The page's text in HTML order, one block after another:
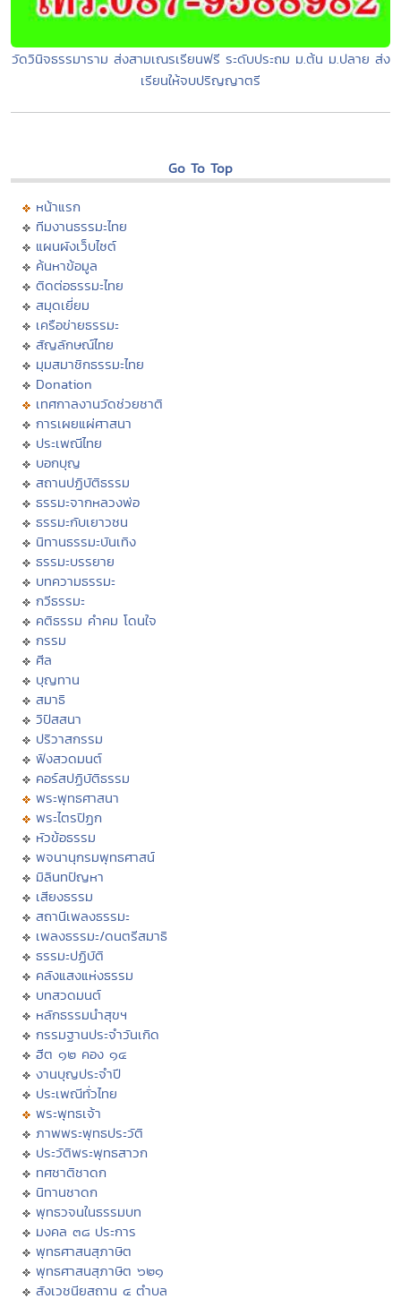
วัดวินิจธรรมาราม ส่งสามเณรเรียนฟรี ระดับประถม ม.ต้น ม.ปลาย ส่ง
เรียนให้จบปริญญาตรี
Go To Top
หน้าแรก
ทีมงานธรรมะไทย
แผนผังเว็บไซต์
ค้นหาข้อมูล
ติดต่อธรรมะไทย
สมุดเยี่ยม
เครือข่ายธรรมะ
สัญลักษณ์ไทย
มุมสมาชิกธรรมะไทย
Donation
เทศกาลงานวัดช่วยชาติ
การเผยแผ่ศาสนา
ประเพณีไทย
บอกบุญ
สถานปฏิบัติธรรม
ธรรมะจากหลวงพ่อ
ธรรมะกับเยาวชน
นิทานธรรมะบันเทิง
ธรรมะบรรยาย
บทความธรรมะ
กวีธรรมะ
คติธรรม คำคม โดนใจ
กรรม
ศีล
บุญทาน
สมาธิ
วิปัสสนา
ปริวาสกรรม
ฟังสวดมนต์
คอร์สปฏิบัติธรรม
พระพุทธศาสนา
พระไตรปิฏก
หัวข้อธรรม
พจนานุกรมพุทธศาสน์
มิลินทปัญหา
เสียงธรรม
สถานีเพลงธรรมะ
เพลงธรรมะ/ดนตรีสมาธิ
ธรรมะปฏิบัติ
คลังแสงแห่งธรรม
บทสวดมนต์
หลักธรรมนำสุขฯ
กรรมฐานประจำวันเกิด
ฮีต ๑๒ คอง ๑๔
งานบุญประจำปี
ประเพณีทั่วไทย
พระพุทธเจ้า
ภาพพระพุทธประวัติ
ประวัติพระพุทธสาวก
ทศชาติชาดก
นิทานชาดก
พุทธวจนในธรรมบท
มงคล ๓๘ ประการ
พุทธศาสนสุภาษิต
พุทธศาสนสุภาษิต ๖๒๑
สังเวชนียสถาน ๔ ตำบล